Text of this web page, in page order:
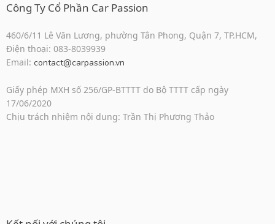
Công Ty Cổ Phần Car Passion
460/6/11 Lê Văn Lương, phường Tân Phong, Quận 7, TP.HCM,
Điện thoại: 083-8039939
Email: contact@carpassion.vn
Giấy phép MXH số 256/GP-BTTTT do Bộ TTTT cấp ngày
17/06/2020
Chịu trách nhiệm nội dung: Trần Thị Phương Thảo